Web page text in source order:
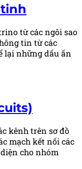
từ các ngôi sao
tin từ các
lại những dấu ấn
kênh trên sơ đồ
mạch kết nối các
cho nhóm